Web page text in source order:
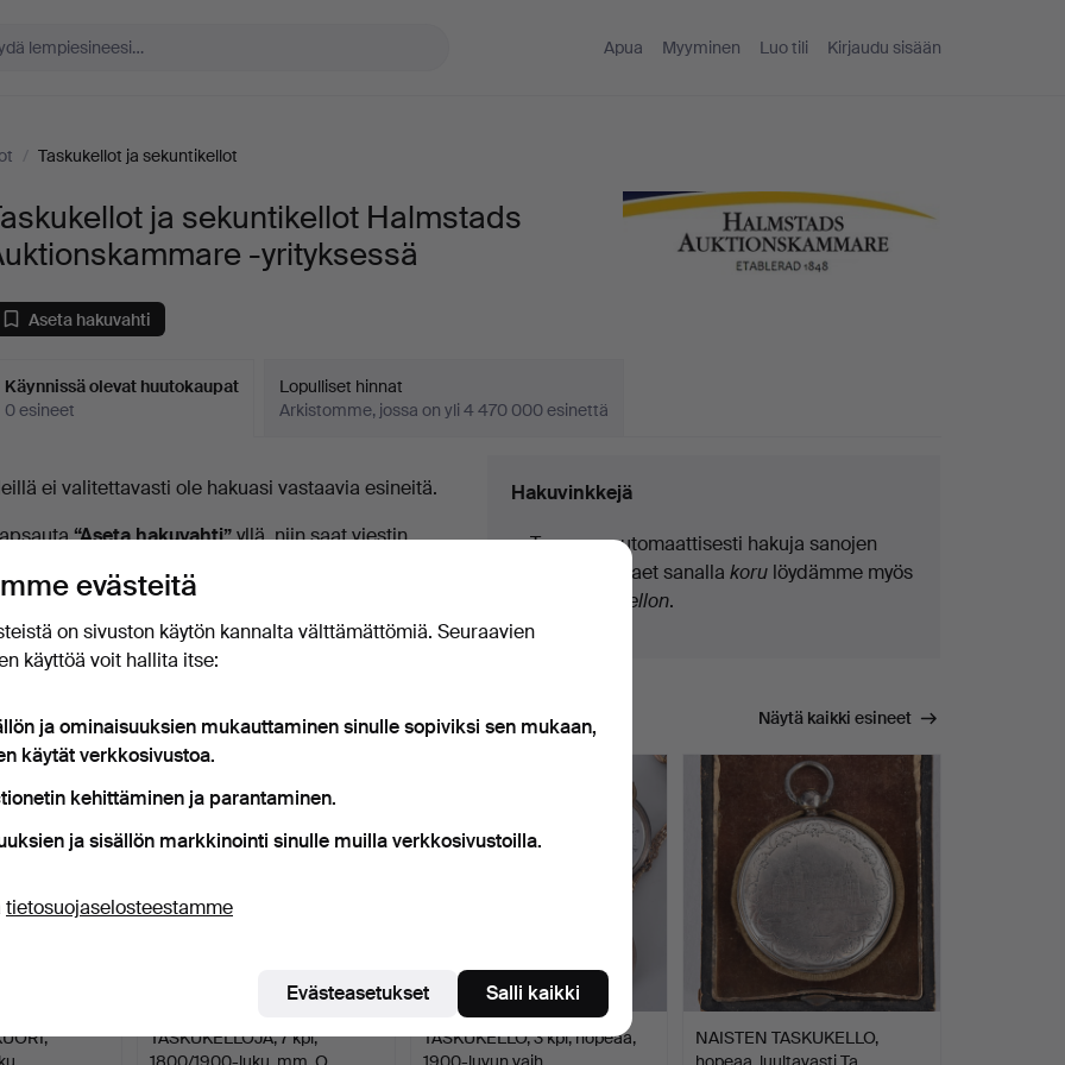
Apua Myyminen Luo tili Kirjaudu sisään
/ Taskukellot ja sekuntikellot
ja sekuntikellot Halmstads
-yrityksessä
Aseta hakuvahti
Käynnissä olevat huutokaupat
0 esineet
Lopulliset hinnat
Arkistomme, jossa on yli 4 470 000 esinettä
ei valitettavasti ole hakuasi vastaavia esineitä.
“Aseta hakuvahti”yllä, niin saat viestin
Hakuvinkkejä
Teemme automaattisesti hakuja sanojen
osilla. Jos haet sanallakoru löydämme myös
kellon.
esineet, jotka vastaavat hakuasi Näytä kaikki esineet
TASKUKELLOJA, 7 kpl,
TASKUKELLO, 3 kpl, hopeaa,
NAISTEN TASKUKELLO,
evästeitä
on sivuston käytön kannalta välttämättömiä. Seuraavien
käyttöä voit hallita itse:
ja ominaisuuksien mukauttaminen sinulle sopiviksi sen mukaan,
käytät verkkosivustoa.
kehittäminen ja parantaminen.
ja sisällön markkinointi sinulle muilla verkkosivustoilla.
tietosuojaselosteestamme
Evästeasetukset Salli kaikki